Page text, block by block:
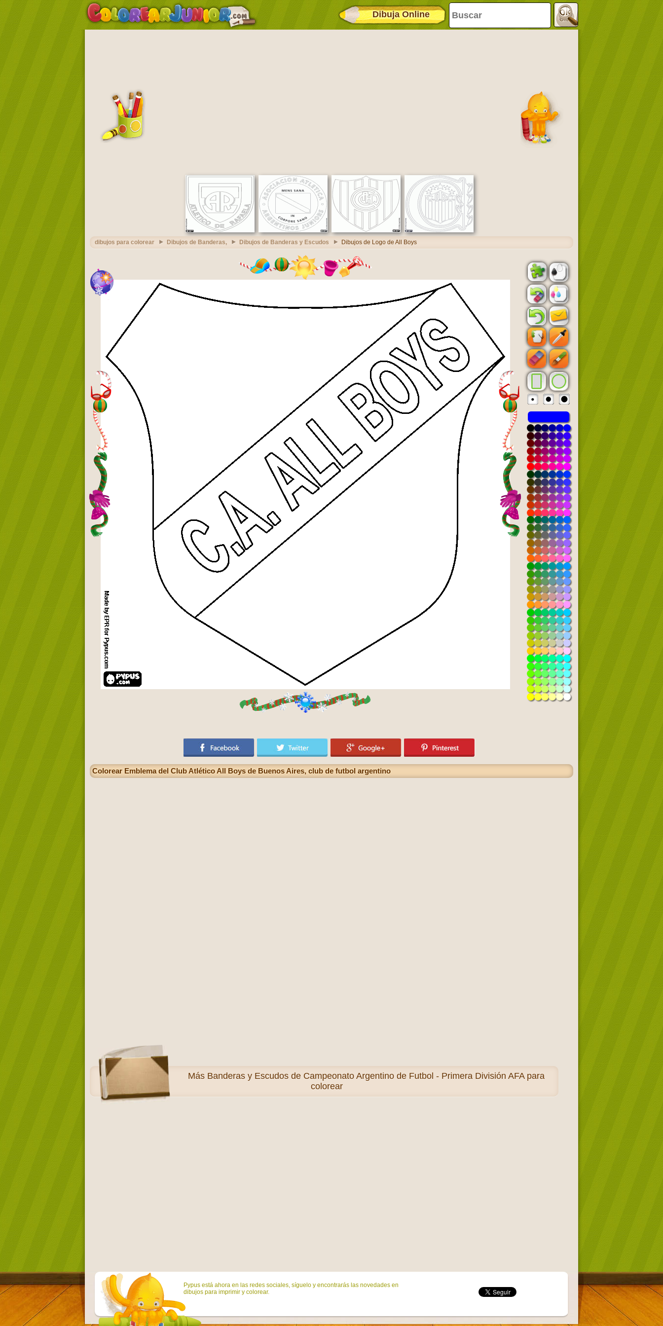
Dibuja Online
dibujos para colorear Dibujos de Banderas, Dibujos de Banderas y Escudos Dibujos de Logo de All Boys
Colorear Emblema del Club Atlético All Boys de Buenos Aires, club de futbol argentino
Más Banderas y Escudos de Campeonato Argentino de Futbol - Primera División AFA para
colorear
Pypus está ahora en las redes sociales, síguelo y encontrarás las novedades en
dibujos para imprimir y colorear.